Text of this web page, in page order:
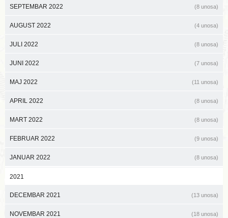
SEPTEMBAR 2022 (8 unosa)
AUGUST 2022 (4 unosa)
JULI 2022 (8 unosa)
JUNI 2022 (7 unosa)
MAJ 2022 (11 unosa)
APRIL 2022 (8 unosa)
MART 2022 (8 unosa)
FEBRUAR 2022 (9 unosa)
JANUAR 2022 (8 unosa)
2021
DECEMBAR 2021 (13 unosa)
NOVEMBAR 2021 (18 unosa)